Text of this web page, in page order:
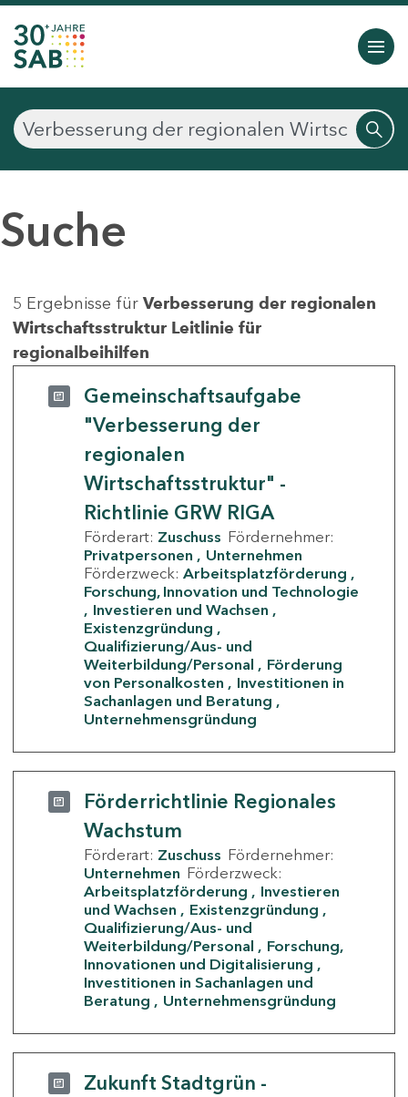
Suche
5 Ergebnisse für Verbesserung der regionalen
Wirtschaftsstruktur Leitlinie für
regionalbeihilfen
Gemeinschaftsaufgabe
"Verbesserung der
regionalen
Wirtschaftsstruktur" -
Richtlinie GRW RIGA
Förderart: Zuschuss Fördernehmer:
Privatpersonen
Unternehmen
Förderzweck: Arbeitsplatzförderung
Forschung, Innovation und Technologie
Investieren und Wachsen
Existenzgründung
Qualifizierung/Aus- und
Weiterbildung/Personal
Förderung
von Personalkosten
Investitionen in
Sachanlagen und Beratung
Unternehmensgründung
Förderrichtlinie Regionales
Wachstum
Förderart: Zuschuss Fördernehmer:
Unternehmen Förderzweck:
Arbeitsplatzförderung
Investieren
und Wachsen
Existenzgründung
Qualifizierung/Aus- und
Weiterbildung/Personal
Forschung,
Innovationen und Digitalisierung
Investitionen in Sachanlagen und
Beratung
Unternehmensgründung
Zukunft Stadtgrün -